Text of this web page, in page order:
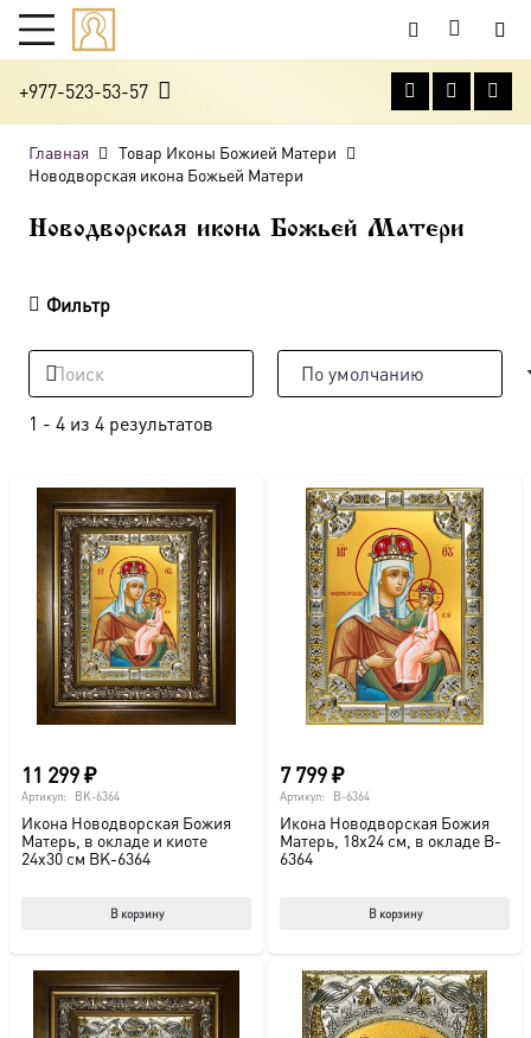
+977-523-53-57
Главная
Товар Иконы Божией Матери
Новодворская икона Божьей Матери
Новодворская икона Божьей Матери
Фильтр
1 - 4 из 4 результатов
11 299₽
Артикул: BK-6364
Икона Новодворская Божия
Матерь, в окладе и киоте
24х30 см BK-6364
В корзину
7 799₽
Артикул: B-6364
Икона Новодворская Божия
Матерь, 18х24 см, в окладе B-
6364
В корзину